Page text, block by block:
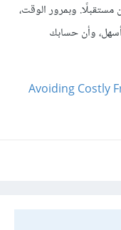
وبمرور الوقت،
وأن حسابك
Avoiding Costly